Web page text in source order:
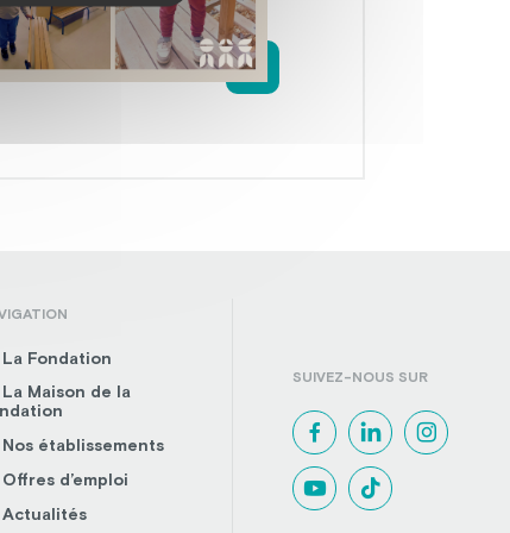
La Fondation
La Maison de la
Nos établissements
Offres d’emploi
Actualités
SUIVEZ-NOUS SUR